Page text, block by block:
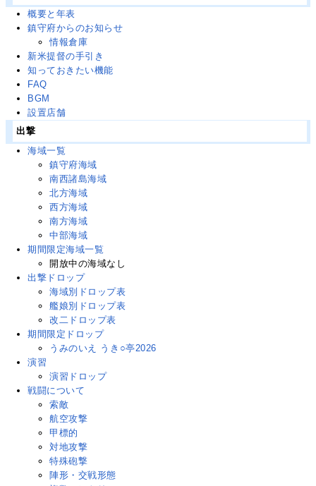
概要と年表
鎮守府からのお知らせ
情報倉庫
新米提督の手引き
知っておきたい機能
FAQ
BGM
設置店舗
出撃
海域一覧
鎮守府海域
南西諸島海域
北方海域
西方海域
南方海域
中部海域
期間限定海域一覧
開放中の海域なし
出撃ドロップ
海域別ドロップ表
艦娘別ドロップ表
改二ドロップ表
期間限定ドロップ
うみのいえ うき○亭2026
演習
演習ドロップ
戦闘について
索敵
航空攻撃
甲標的
対地攻撃
特殊砲撃
陣形・交戦形態